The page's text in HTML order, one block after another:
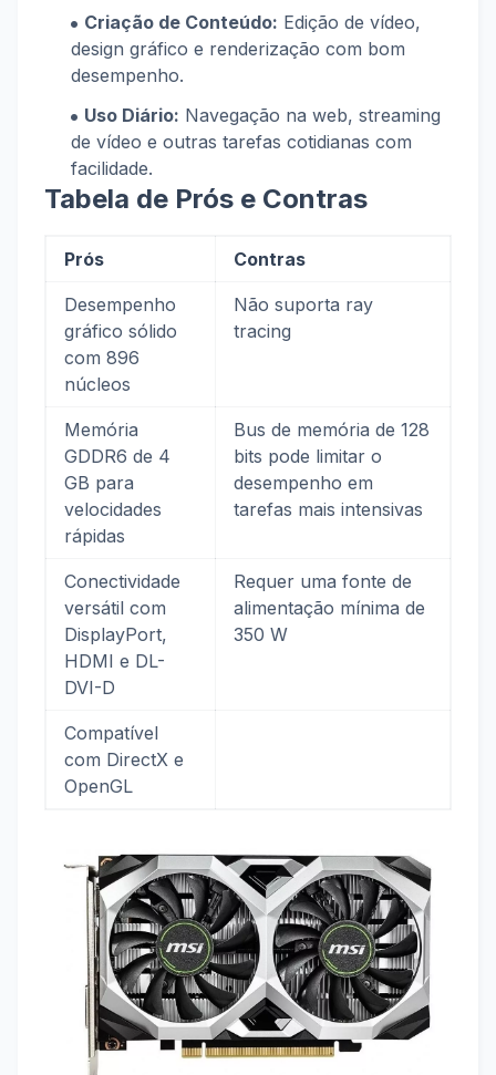
Criação de Conteúdo: Edição de vídeo,
design gráfico e renderização com bom
desempenho.
Uso Diário: Navegação na web, streaming
de vídeo e outras tarefas cotidianas com
facilidade.
Tabela de Prós e Contras
Prós Contras
Desempenho
gráfico sólido
com 896
núcleos
Não suporta ray
tracing
Memória
GDDR6 de 4
GB para
velocidades
rápidas
Bus de memória de 128
bits pode limitar o
desempenho em
tarefas mais intensivas
Conectividade
versátil com
DisplayPort,
HDMI e DL-
DVI-D
Requer uma fonte de
alimentação mínima de
350 W
Compatível
com DirectX e
OpenGL